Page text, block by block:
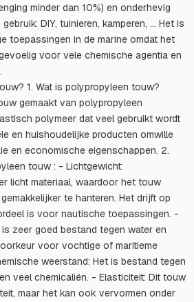
minder dan 10%) en onderhevig
DIY, tuinieren, kamperen, ... Het is
toepassingen in de marine omdat het
voor vele chemische agentia en
1. Wat is polypropyleen touw?
gemaakt van polypropyleen
polymeer dat veel gebruikt wordt
en huishoudelijke producten omwille
en economische eigenschappen. 2.
touw : - Lichtgewicht:
licht materiaal, waardoor het touw
te hanteren. Het drijft op
is voor nautische toepassingen. -
zeer goed bestand tegen water en
voor vochtige of maritieme
weerstand: Het is bestand tegen
veel chemicaliën. - Elasticiteit: Dit touw
maar het kan ook vervormen onder